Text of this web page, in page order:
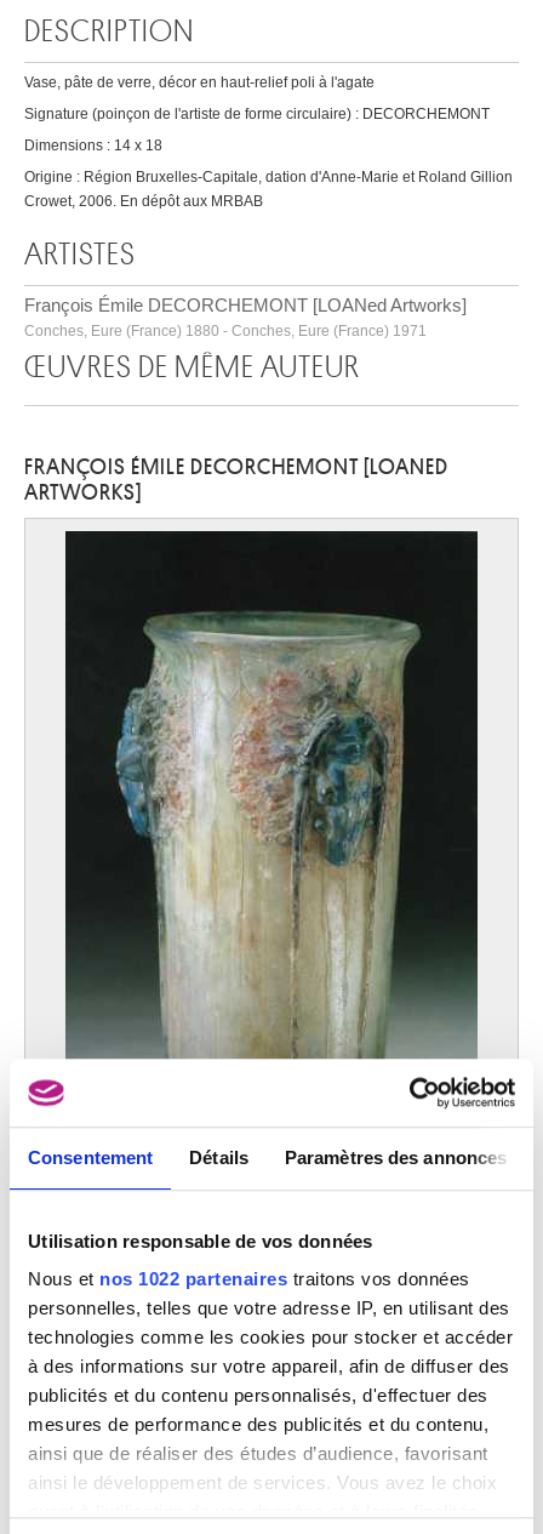
Consentement Détails Paramètres des annonces
Utilisation responsable de vos données
Nous et nos 1022 partenaires traitons vos données
personnelles, telles que votre adresse IP, en utilisant des
technologies comme les cookies pour stocker et accéder
à des informations sur votre appareil, afin de diffuser des
publicités et du contenu personnalisés, d'effectuer des
mesures de performance des publicités et du contenu,
ainsi que de réaliser des études d’audience, favorisant
ainsi le développement de services. Vous avez le choix
DESCRIPTION
Vase, pâte de verre, décor en haut-relief poli à l'agate
Signature (poinçon de l'artiste de forme circulaire) : DECORCHEMONT
Dimensions : 14 x 18
Origine : Région Bruxelles-Capitale, dation d'Anne-Marie et Roland Gillion
Crowet, 2006. En dépôt aux MRBAB
ARTISTES
François Émile DECORCHEMONT [LOANed Artworks]
Conches, Eure (France) 1880 - Conches, Eure (France) 1971
ŒUVRES DE MÊME AUTEUR
FRANÇOIS ÉMILE DECORCHEMONT [LOANED
ARTWORKS]
François Decorchemont